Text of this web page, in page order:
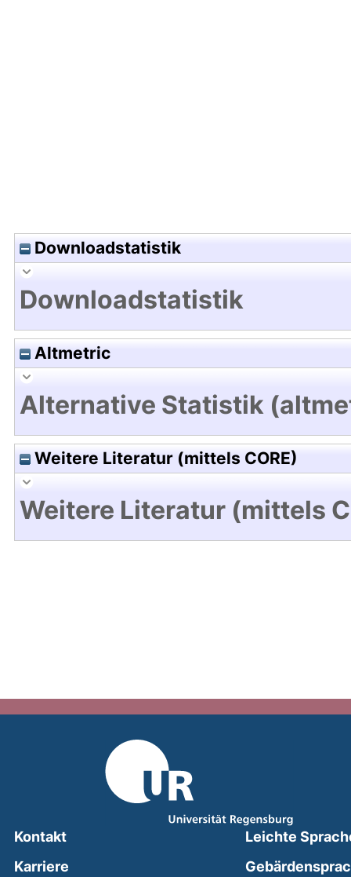
Downloadstatistik
Downloadstatistik
Altmetric
Alternative Statistik
Weitere Literatur (mittels CORE)
Weitere Literatur (mittels
Kontakt
Karriere
Leichte